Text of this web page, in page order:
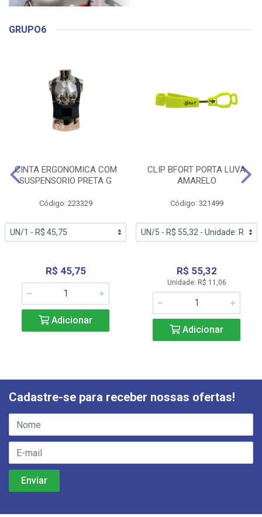
GRUPO6
CINTA ERGONOMICA COM
SUSPENSORIO PRETA G
Código: 223329
R$ 45,75
Adicionar
CLIP BFORT PORTA LUVA
AMARELO
Código: 321499
R$ 55,32
Unidade: R$ 11,06
Adicionar
Cadastre-se para receber nossas ofertas!